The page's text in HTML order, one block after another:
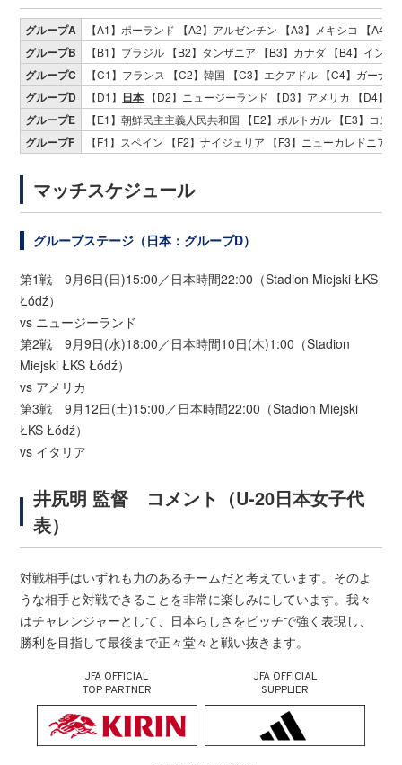
グループA 【A1】ポーランド 【A2】アルゼンチン 【A3】メキシコ 【A4】
グループB 【B1】ブラジル 【B2】タンザニア 【B3】カナダ 【B4】イング
グループC 【C1】フランス 【C2】韓国 【C3】エクアドル 【C4】ガーナ
グループD 【D1】 日本 【D2】ニュージーランド 【D3】アメリカ 【D4】
グループE 【E1】朝鮮民主主義人民共和国 【E2】ポルトガル 【E3】コス
グループF 【F1】スペイン 【F2】ナイジェリア 【F3】ニューカレドニア
マッチスケジュール
グループステージ（日本：グループD）
第1戦 9月6日(日)15:00／日本時間22:00（Stadion Miejski ŁKS
Łódź）
vs ニュージーランド
第2戦 9月9日(水)18:00／日本時間10日(木)1:00（Stadion
Miejski ŁKS Łódź）
vs アメリカ
第3戦 9月12日(土)15:00／日本時間22:00（Stadion Miejski
ŁKS Łódź）
vs イタリア
井尻明 監督 コメント（U-20日本女子代
表）
対戦相手はいずれも力のあるチームだと考えています。そのよ
うな相手と対戦できることを非常に楽しみにしています。我々
はチャレンジャーとして、日本らしさをピッチで強く表現し、
勝利を目指して最後まで正々堂々と戦い抜きます。
JFA OFFICIAL
TOP PARTNER
JFA OFFICIAL
SUPPLIER